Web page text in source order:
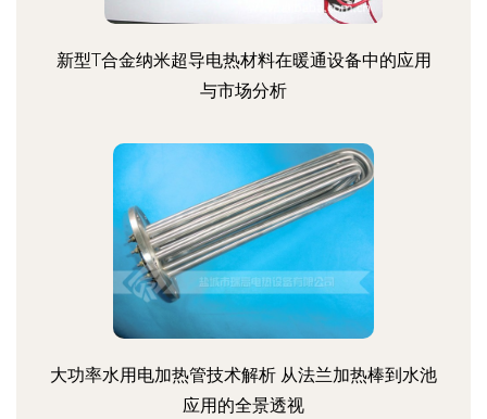
新型T合金纳米超导电热材料在暖通设备中的应用
与市场分析
大功率水用电加热管技术解析 从法兰加热棒到水池
应用的全景透视